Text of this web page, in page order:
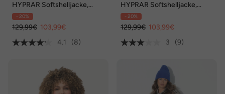
HYPRAR Softshelljacke,
wasserabweisend, Kapuze
- 20%
129,99€ 103,99€
4.1
(8)
HYPRAR Softshelljacke,
wasserabweisend, 2-Wege-
Zipper
- 20%
129,99€ 103,99€
3
(9)